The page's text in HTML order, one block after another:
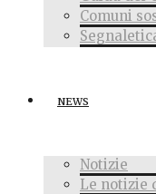
Comuni
NEWS
Notizie
Le notizie